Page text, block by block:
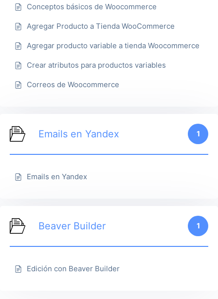
Conceptos básicos de Woocommerce
Agregar Producto a Tienda WooCommerce
Agregar producto variable a tienda Woocommerce
Crear atributos para productos variables
Correos de Woocommerce
Emails en Yandex 1
Emails en Yandex
Beaver Builder 1
Edición con Beaver Builder